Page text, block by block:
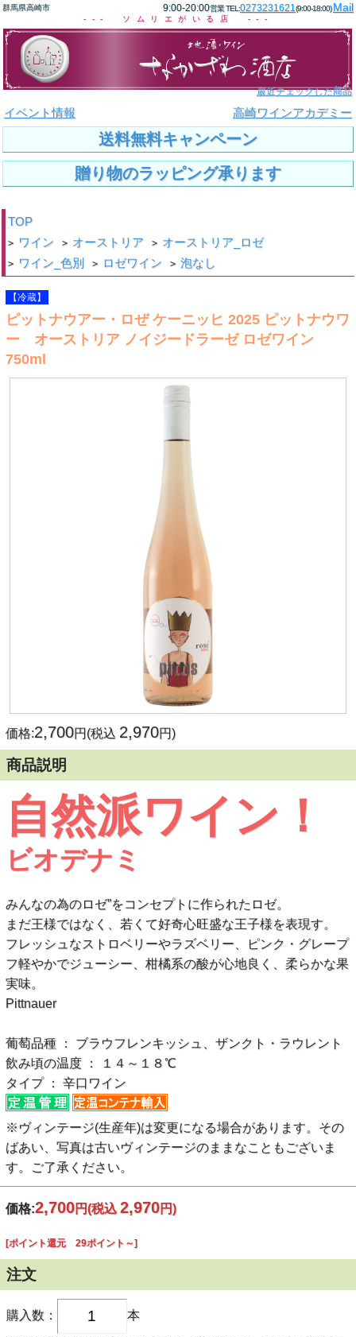
群馬県高崎市 9:00-20:00営業 TEL:0273231621(9:00-18:00)Mail
--- ソムリエがいる店 ---
最近チェックした商品
イベント情報 高崎ワインアカデミー
送料無料キャンペーン
贈り物のラッピング承ります
TOP
> ワイン > オーストリア > オーストリア_ロゼ
> ワイン_色別 > ロゼワイン > 泡なし
【冷蔵】
ピットナウアー・ロぜ ケーニッヒ 2025 ピットナウワ
ー オーストリア ノイジードラーゼ ロゼワイン
750ml
価格:2,700円(税込 2,970円)
商品説明
自然派ワイン！
ビオデナミ
みんなの為のロゼ”をコンセプトに作られたロゼ。
まだ王様ではなく、若くて好奇心旺盛な王子様を表現す。
フレッシュなストロベリーやラズベリー、ピンク・グレープ
フ軽やかでジューシー、柑橘系の酸が心地良く、柔らかな果
実味。
Pittnauer
葡萄品種 ： ブラウフレンキッシュ、ザンクト・ラウレント
飲み頃の温度 ： １４～１８℃
タイプ ： 辛口ワイン
※ヴィンテージ(生産年)は変更になる場合があります。その
ばあい、写真は古いヴィンテージのままなこともございま
す。ご了承ください。
価格:2,700円(税込 2,970円)
[ポイント還元 29ポイント～]
注文
購入数： 本